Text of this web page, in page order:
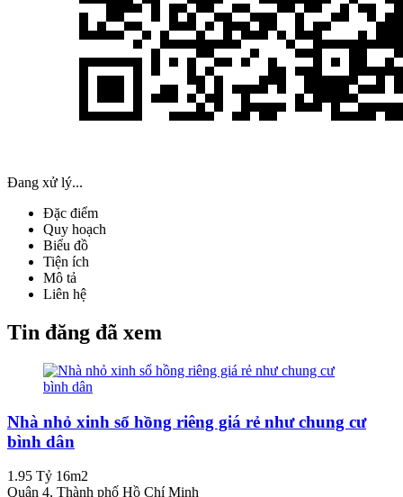
Đang xử lý...
Đặc điểm
Quy hoạch
Biểu đồ
Tiện ích
Mô tả
Liên hệ
Tin đăng đã xem
Nhà nhỏ xinh sổ hồng riêng giá rẻ như chung cư
bình dân
1.95 Tỷ 16m2
Quận 4, Thành phố Hồ Chí Minh